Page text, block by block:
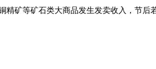
精矿等矿石类大商品发生发卖收入，节